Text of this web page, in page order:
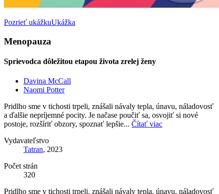
Pozrieť ukážkuUkážka
Menopauza
Sprievodca dôležitou etapou života zrelej ženy
Davina McCall
Naomi Potter
Pridlho sme v tichosti trpeli, znášali návaly tepla, únavu, náladovosť
a ďalšie nepríjemné pocity. Je načase poučiť sa, osvojiť si nové
postoje, rozšíriť obzory, spoznať lepšie... Čítať viac
Vydavateľstvo
Tatran, 2023
Počet strán
320
Pridlho sme v tichosti trpeli, znášali návaly tepla, únavu, náladovosť